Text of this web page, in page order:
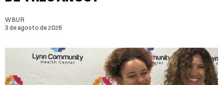
WBUR
3 de agosto de 2026